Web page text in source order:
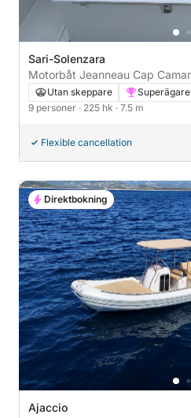
Sari-Solenzara
Utan skeppare Superägare
9 personer · 225 hk · 7.5 m
Flexible cancellation
Ajaccio
Direktbokning